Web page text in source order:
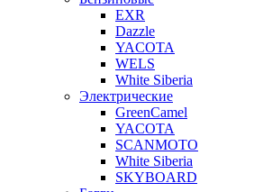
EXR
Dazzle
YACOTA
WELS
White Siberia
Электрические
GreenCamel
YACOTA
SCANMOTO
White Siberia
SKYBOARD